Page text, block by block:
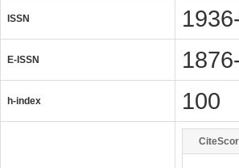
ISSN
E-ISSN
h-index 100